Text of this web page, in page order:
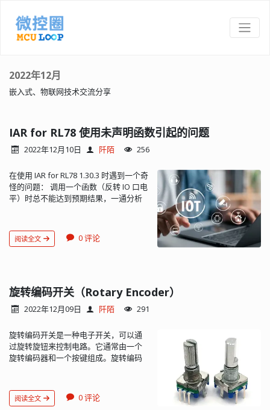
2022年12月
嵌入式、物联网技术交流分享
IAR for RL78 使用未声明函数引起的问题
2022年12月10日 阡陌 256
在使用 IAR for RL78 1.30.3 时遇到一个奇
怪的问题： 调用一个函数（反转 IO 口电
平）时总不能达到预期结果，一通分析
uint8_t 参数（函数定义 void
gpio_toggle(uint8_t port)），使用的却
参数传递错误了。 还发现，奇怪的是在
别的地方调用同样的函数却是正常的！
传递参数用的是 8 位的寄存器 A： 搞糊
调用的结果是不同的呢？而且后续还发
现出问题的那个函数所在文件的其他函
数也会有类似的问题。于是疯狂地怀疑
了一下编译时的 Warning：
Warning[w6]: Type conflict for
阅读全文 0 评论
旋转编码开关（Rotary Encoder）
2022年12月09日 阡陌 291
旋转编码开关是一种电子开关，可以通
过旋转旋钮来控制电路。它通常由一个
旋转编码器和一个按键组成。旋转编码
旋转来控制电路。编码器是一个由两个
感应器组成的环形装置，可以检测旋转
阅读全文 0 评论